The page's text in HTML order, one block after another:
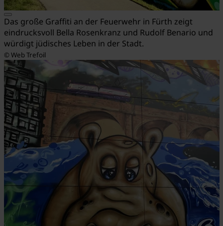
Das große Graffiti an der Feuerwehr in Fürth zeigt
eindrucksvoll Bella Rosenkranz und Rudolf Benario und
würdigt jüdisches Leben in der Stadt.
© Web Trefoil